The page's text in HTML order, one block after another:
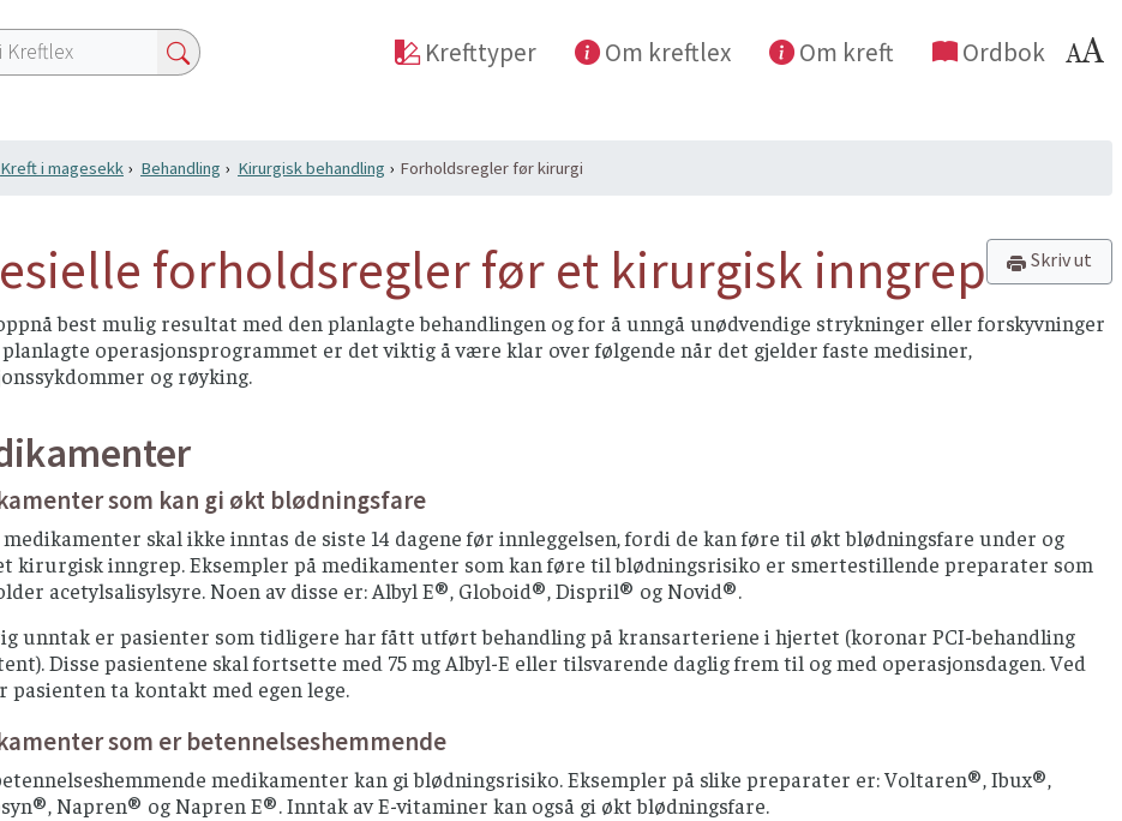
Krefttyper Om kreftlex Om kreft Ordbok
Kreft i magesekk Behandling Kirurgisk behandling Forholdsregler før kirurgi
Skriv ut
forholdsregler før et kirurgisk inngrep
best mulig resultat med den planlagte behandlingen og for å unngå unødvendige strykninger eller forskyvninger
planlagte operasjonsprogrammet er det viktig å være klar over følgende når det gjelder faste medisiner,
og røyking.
som kan gi økt blødningsfare
medikamenter skal ikke inntas de siste 14 dagene før innleggelsen, fordi de kan føre til økt blødningsfare under og
kirurgisk inngrep. Eksempler på medikamenter som kan føre til blødningsrisiko er smertestillende preparater som
acetylsalisylsyre. Noen av disse er: Albyl E®, Globoid®, Dispril® og Novid®.
unntak er pasienter som tidligere har fått utført behandling på kransarteriene i hjertet (koronar PCI-behandling
Disse pasientene skal fortsette med 75 mg Albyl-E eller tilsvarende daglig frem til og med operasjonsdagen. Ved
pasienten ta kontakt med egen lege.
som er betennelseshemmende
medikamenter kan gi blødningsrisiko. Eksempler på slike preparater er: Voltaren®, Ibux®,
Napren® og Napren E®. Inntak av E-vitaminer kan også gi økt blødningsfare.